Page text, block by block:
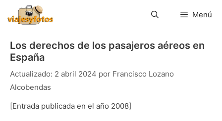
contenido
Menú
Los derechos de los pasajeros aéreos en
España
2 abril 2024 por Francisco Lozano
Alcobendas
[Entrada publicada en el año 2008]